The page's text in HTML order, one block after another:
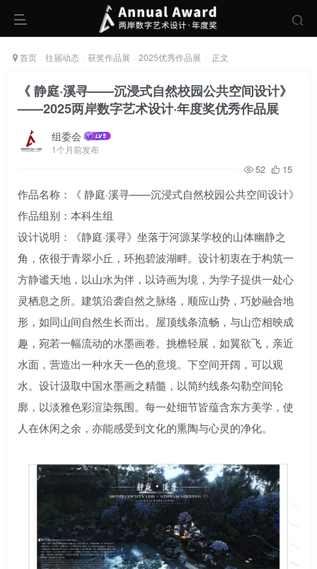
首页 往届动态 获奖作品展 2025优秀作品展 正文
《 静庭·溪寻——沉浸式自然校园公共空间设计》
——2025两岸数字艺术设计·年度奖优秀作品展
组委会
1个月前发布
52 15
作品名称：《 静庭·溪寻——沉浸式自然校园公共空间设计》
作品组别：本科生组
设计说明：《静庭·溪寻》坐落于河源某学校的山体幽静之
角，依很于青翠小丘，环抱碧波湖畔。设计初衷在于构筑一
方静谧天地，以山水为伴，以诗画为境，为学子提供一处心
灵栖息之所。建筑沿袭自然之脉络，顺应山势，巧妙融合地
形，如同山间自然生长而出。屋顶线条流畅，与山峦相映成
趣，宛若一幅流动的水墨画卷。挑檐轻展，如翼欲飞，亲近
水面，营造出一种水天一色的意境。下空间开阔，可以观
水。设计汲取中国水墨画之精髓，以简约线条勾勒空间轮
廓，以淡雅色彩渲染氛围。每一处细节皆蕴含东方美学，使
人在休闲之余，亦能感受到文化的熏陶与心灵的净化。